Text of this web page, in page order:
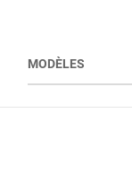
MODÈLES